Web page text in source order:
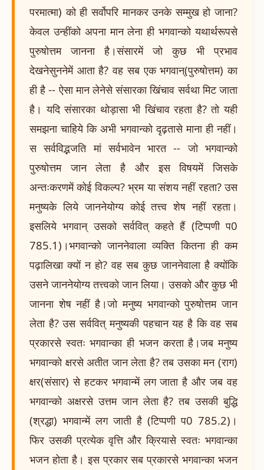
परमात्मा) को ही सर्वोपरि मानकर उनके सम्मुख हो जाना?
केवल उन्हींको अपना मान लेना ही भगवान्को यथार्थरूपसे
पुरुषोत्तम जानना है।संसारमें जो कुछ भी प्रभाव
देखनेसुननेमें आता है? वह सब एक भगवान्(पुरुषोत्तम) का
ही है -- ऐसा मान लेनेसे संसारका खिंचाव सर्वथा मिट जाता
है। यदि संसारका थोड़ासा भी खिंचाव रहता है? तो यही
समझना चाहिये कि अभी भगवान्को दृढ़तासे माना ही नहीं।
स सर्वविद्भजति मां सर्वभावेन भारत -- जो भगवान्को
पुरुषोत्तम जान लेता है और इस विषयमें जिसके
अन्तःकरणमें कोई विकल्प? भ्रम या संशय नहीं रहता? उस
मनुष्यके लिये जाननेयोग्य कोई तत्त्व शेष नहीं रहता।
इसलिये भगवान् उसको सर्ववित् कहते हैं (टिप्पणी प0
785.1)।भगवान्को जाननेवाला व्यक्ति कितना ही कम
पढ़ालिखा क्यों न हो? वह सब कुछ जाननेवाला है क्योंकि
उसने जाननेयोग्य तत्त्वको जान लिया। उसको और कुछ भी
जानना शेष नहीं है।जो मनुष्य भगवान्को पुरुषोत्तम जान
लेता है? उस सर्ववित् मनुष्यकी पहचान यह है कि वह सब
प्रकारसे स्वतः भगवान्का ही भजन करता है।जब मनुष्य
भगवान्को क्षरसे अतीत जान लेता है? तब उसका मन (राग)
क्षर(संसार) से हटकर भगवान्में लग जाता है और जब वह
भगवान्को अक्षरसे उत्तम जान लेता है? तब उसकी बुद्धि
(श्रद्धा) भगवान्में लग जाती है (टिप्पणी प0 785.2)।
फिर उसकी प्रत्येक वृत्ति और क्रियासे स्वतः भगवान्का
भजन होता है। इस प्रकार सब प्रकारसे भगवान्का भजन